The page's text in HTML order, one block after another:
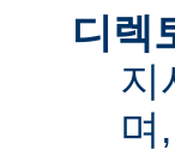
디렉
지
며